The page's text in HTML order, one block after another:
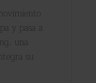
y pasa a
una
su